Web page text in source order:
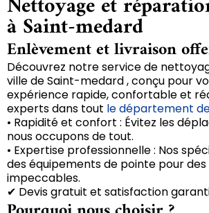
à Saint-medard
Enlèvement et livraison
Découvrez notre service de
ville de Saint-medard , conçu pour
expérience rapide, confortable et
experts dans tout le département
• Rapidité et confort : Évitez les
nous occupons de tout.
• Expertise professionnelle : Nos
des équipements de pointe pour
impeccables.
✔ Devis gratuit et satisfaction